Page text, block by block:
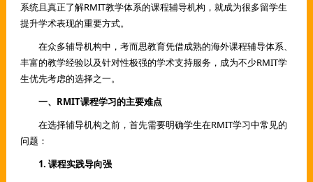
系统且真正了解RMIT教学体系的课程辅导机构，就成为很多留学生
提升学术表现的重要方式。
在众多辅导机构中，考而思教育凭借成熟的海外课程辅导体系、
丰富的教学经验以及针对性极强的学术支持服务，成为不少RMIT学
生优先考虑的选择之一。
一、RMIT课程学习的主要难点
在选择辅导机构之前，首先需要明确学生在RMIT学习中常见的
问题：
1. 课程实践导向强